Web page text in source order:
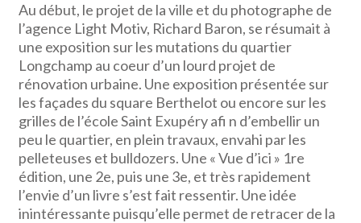
Au début, le projet de la ville et du photographe de
l’agence Light Motiv, Richard Baron, se résumait à
une exposition sur les mutations du quartier
Longchamp au coeur d’un lourd projet de
rénovation urbaine. Une exposition présentée sur
les façades du square Berthelot ou encore sur les
grilles de l’école Saint Exupéry afi n d’embellir un
peu le quartier, en plein travaux, envahi par les
pelleteuses et bulldozers. Une « Vue d’ici » 1re
édition, une 2e, puis une 3e, et très rapidement
l’envie d’un livre s’est fait ressentir. Une idée
inintéressante puisqu’elle permet de retracer de la